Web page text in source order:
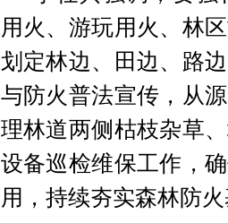
用火、游玩用火、林
划定林边、田边、路
与防火普法宣传，从
理林道两侧枯枝杂草
设备巡检维保工作，
用，持续夯实森林防